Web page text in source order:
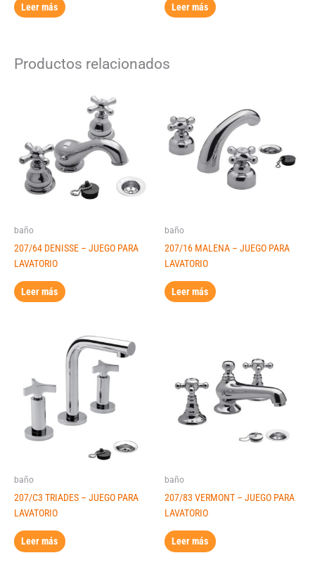
Leer más Leer más
Productos relacionados
baño
207/64 DENISSE – JUEGO PARA
LAVATORIO
Leer más
baño
207/16 MALENA – JUEGO PARA
LAVATORIO
Leer más
baño
207/C3 TRIADES – JUEGO PARA
LAVATORIO
Leer más
baño
207/83 VERMONT – JUEGO PARA
LAVATORIO
Leer más